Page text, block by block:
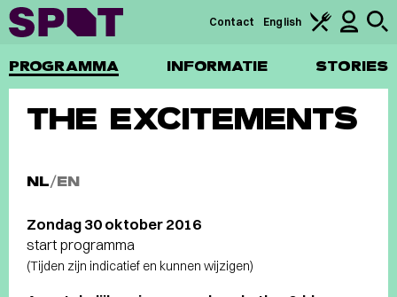
PROGRAMMA INFORMATIE STORIES
Contact English
THE EXCITEMENTS
NL/EN
Zondag 30 oktober 2016
start programma
(Tijden zijn indicatief en kunnen wijzigen)